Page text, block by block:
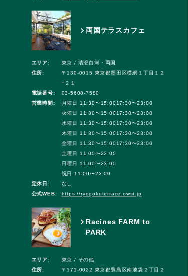
両国テラスカフェ
エリア:
東京 / 清澄白河・両国
住所:
〒130-0015 東京都墨田区横網１丁目１２
−２１
電話番号:
03-5608-7580
営業時間:
月曜日 11:30〜15:0017:30〜23:00
火曜日 11:30〜15:0017:30〜23:00
水曜日 11:30〜15:0017:30〜23:00
木曜日 11:30〜15:0017:30〜23:00
金曜日 11:30〜15:0017:30〜23:00
土曜日 11:00〜23:00
日曜日 11:00〜23:00
祝日 11:00〜23:00
定休日:
なし
公式WEB:
https://ryogokuterrace.owst.jp
Racines FARM to
PARK
エリア:
東京 / その他
住所:
〒171-0022 東京都豊島区南池袋２丁目２